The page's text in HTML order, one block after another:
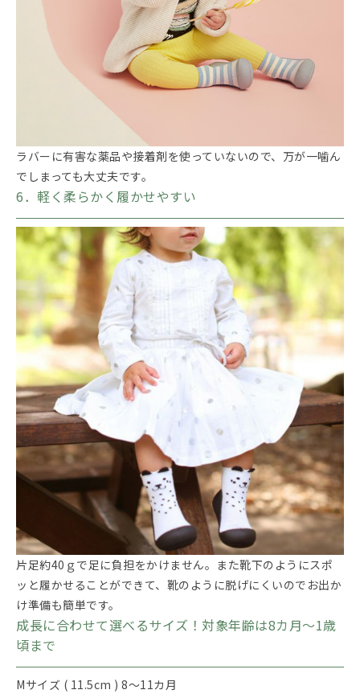
ラバーに有害な薬品や接着剤を使っていないので、万が一噛ん
でしまっても大丈夫です。
6．軽く柔らかく履かせやすい
片足約40ｇで足に負担をかけません。また靴下のようにスポ
ッと履かせることができて、靴のように脱げにくいのでお出か
け準備も簡単です。
成長に合わせて選べるサイズ！対象年齢は8カ月～1歳
頃まで
Mサイズ ( 11.5cm ) 8～11カ月